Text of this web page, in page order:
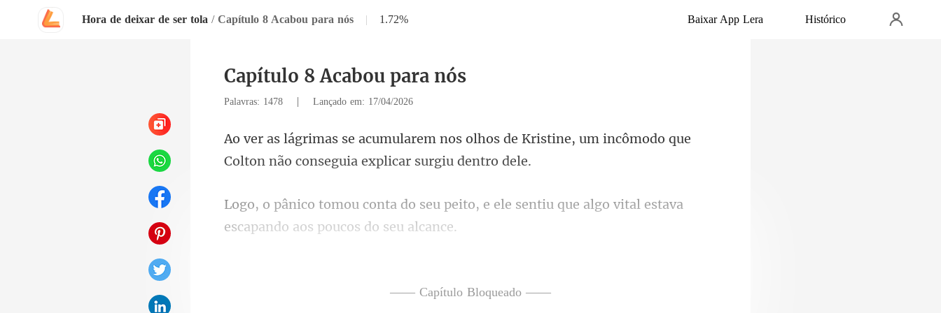
Hora de deixar de ser tola / Capítulo 8 Acabou para nós | 1.72% Baixar App Lera Histórico
Capítulo 8 Acabou para nós
Palavras: 1478 | Lançado em: 17/04/2026
os de Kristine, um incômodo que
Colton n
to, e ele sentiu que algo vital estav
—— Capítulo Bloqueado ——